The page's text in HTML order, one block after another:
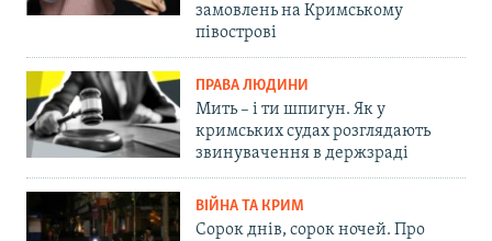
замовлень на Кримському
півострові
ПРАВА ЛЮДИНИ
Мить – і ти шпигун. Як у
кримських судах розглядають
звинувачення в держзраді
ВІЙНА ТА КРИМ
Сорок днів, сорок ночей. Про